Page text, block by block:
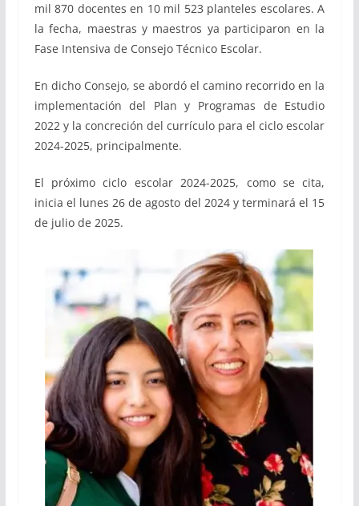
mil 870 docentes en 10 mil 523 planteles escolares. A
la fecha, maestras y maestros ya participaron en la
Fase Intensiva de Consejo Técnico Escolar.
En dicho Consejo, se abordó el camino recorrido en la
implementación del Plan y Programas de Estudio
2022 y la concreción del currículo para el ciclo escolar
2024-2025, principalmente.
El próximo ciclo escolar 2024-2025, como se cita,
inicia el lunes 26 de agosto del 2024 y terminará el 15
de julio de 2025.